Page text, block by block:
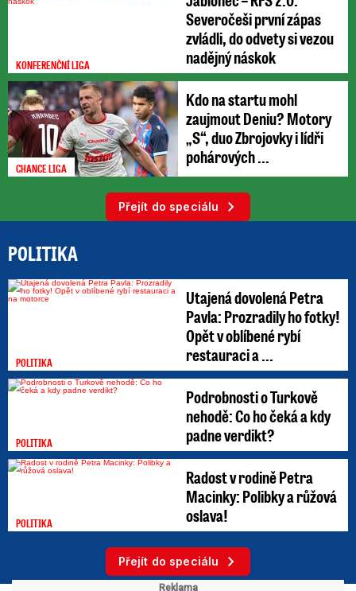
KONFERENČNÍ LIGA
Severočeši první zápas
zvládli, do odvety si vezou
nadějný náskok
CHANCE LIGA
Kdo na startu mohl
zaujmout Deniu? Motory
„S“, duo Zbrojovky i lídři
pohárových ...
Přejít do speciálu
POLITIKA
POLITIKA
Utajená dovolená Petra
Pavla: Prozradily ho fotky!
Opět v oblíbené rybí
restauraci a ...
POLITIKA
Podrobnosti o Turkově
nehodě: Co ho čeká a kdy
padne verdikt?
POLITIKA
Radost v rodině Petra
Macinky: Polibky a růžová
oslava!
Přejít do speciálu